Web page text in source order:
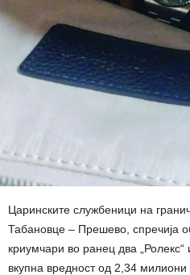
Царинските службеници на
Табановце – Прешево, спречија
криумчари во ранец два
вкупна вредност од 2,34